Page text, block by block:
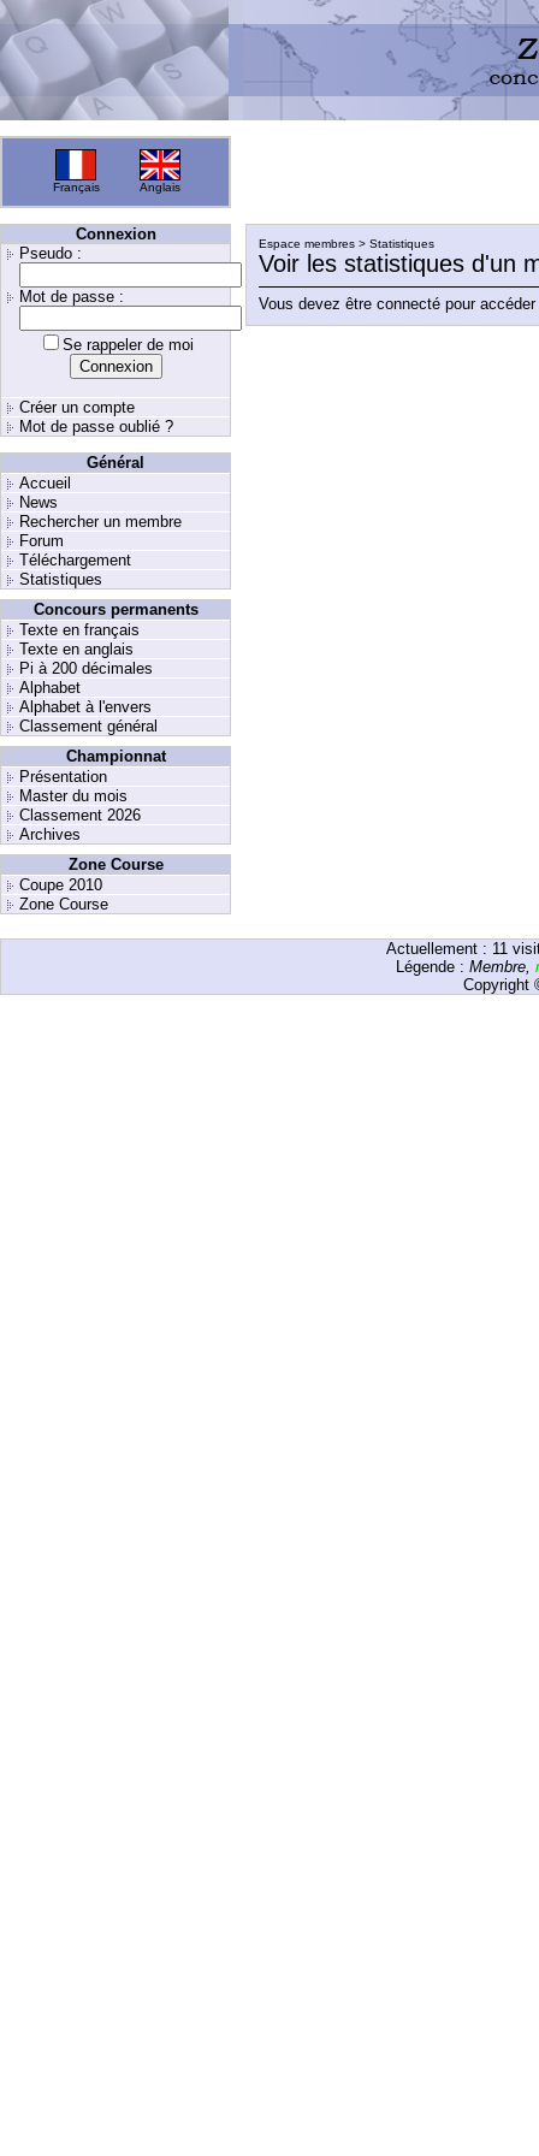
Français Anglais
Connexion
Pseudo :
Mot de passe :
Se rappeler de moi
Créer un compte
Mot de passe oublié ?
Général
Accueil
News
Rechercher un membre
Forum
Téléchargement
Statistiques
Concours permanents
Texte en français
Texte en anglais
Pi à 200 décimales
Alphabet
Alphabet à l'envers
Classement général
Championnat
Présentation
Master du mois
Classement 2026
Archives
Zone Course
Coupe 2010
Zone Course
Espace membres > Statistiques
Voir les statistiques d'un
Vous devez être connecté pour
Actuellement : 11
Légende : Membre,
Copyright